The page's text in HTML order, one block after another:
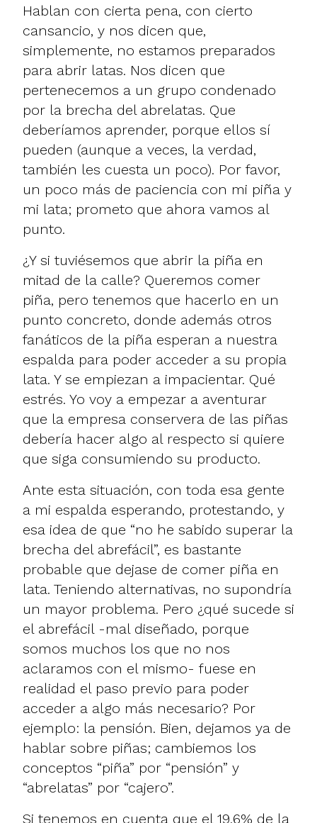
Hablan con cierta pena, con cierto
cansancio, y nos dicen que,
simplemente, no estamos preparados
para abrir latas. Nos dicen que
pertenecemos a un grupo condenado
por la brecha del abrelatas. Que
deberíamos aprender, porque ellos sí
pueden (aunque a veces, la verdad,
también les cuesta un poco). Por favor,
un poco más de paciencia con mi piña y
mi lata; prometo que ahora vamos al
punto.
¿Y si tuviésemos que abrir la piña en
mitad de la calle? Queremos comer
piña, pero tenemos que hacerlo en un
punto concreto, donde además otros
fanáticos de la piña esperan a nuestra
espalda para poder acceder a su propia
lata. Y se empiezan a impacientar. Qué
estrés. Yo voy a empezar a aventurar
que la empresa conservera de las piñas
debería hacer algo al respecto si quiere
que siga consumiendo su producto.
Ante esta situación, con toda esa gente
a mi espalda esperando, protestando, y
esa idea de que “no he sabido superar la
brecha del abrefácil”, es bastante
probable que dejase de comer piña en
lata. Teniendo alternativas, no supondría
un mayor problema. Pero ¿qué sucede si
el abrefácil -mal diseñado, porque
somos muchos los que no nos
aclaramos con el mismo- fuese en
realidad el paso previo para poder
acceder a algo más necesario? Por
ejemplo: la pensión. Bien, dejamos ya de
hablar sobre piñas; cambiemos los
conceptos “piña” por “pensión” y
“abrelatas” por “cajero”.
Si tenemos en cuenta que el 19,6% de la